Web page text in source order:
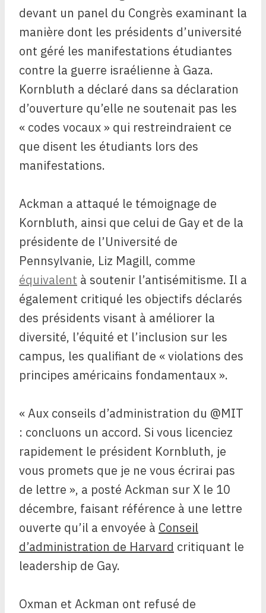
devant un panel du Congrès examinant la
manière dont les présidents d’université
ont géré les manifestations étudiantes
contre la guerre israélienne à Gaza.
Kornbluth a déclaré dans sa déclaration
d’ouverture qu’elle ne soutenait pas les
« codes vocaux » qui restreindraient ce
que disent les étudiants lors des
manifestations.
Ackman a attaqué le témoignage de
Kornbluth, ainsi que celui de Gay et de la
présidente de l’Université de
Pennsylvanie, Liz Magill, comme
équivalent à soutenir l’antisémitisme. Il a
également critiqué les objectifs déclarés
des présidents visant à améliorer la
diversité, l’équité et l’inclusion sur les
campus, les qualifiant de « violations des
principes américains fondamentaux ».
« Aux conseils d’administration du @MIT
: concluons un accord. Si vous licenciez
rapidement le président Kornbluth, je
vous promets que je ne vous écrirai pas
de lettre », a posté Ackman sur X le 10
décembre, faisant référence à une lettre
ouverte qu’il a envoyée à Conseil
d’administration de Harvard critiquant le
leadership de Gay.
Oxman et Ackman ont refusé de